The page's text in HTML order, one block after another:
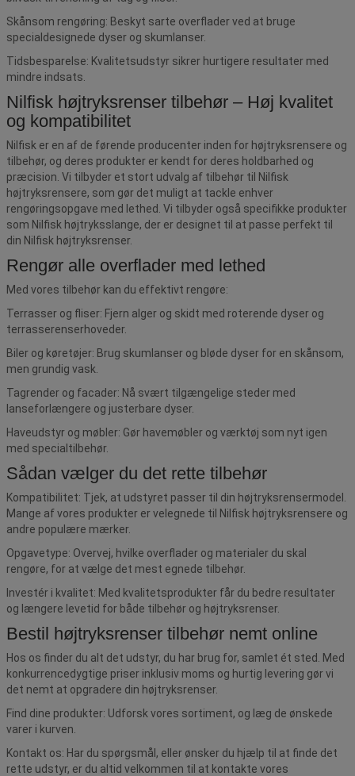
Skånsom rengøring: Beskyt sarte overflader ved at bruge
specialdesignede dyser og skumlanser.
Tidsbesparelse: Kvalitetsudstyr sikrer hurtigere resultater med
mindre indsats.
Nilfisk højtryksrenser tilbehør – Høj kvalitet
og kompatibilitet
Nilfisk er en af de førende producenter inden for højtryksrensere og
tilbehør, og deres produkter er kendt for deres holdbarhed og
præcision. Vi tilbyder et stort udvalg af tilbehør til Nilfisk
højtryksrensere, som gør det muligt at tackle enhver
rengøringsopgave med lethed. Vi tilbyder også specifikke produkter
som Nilfisk højtryksslange, der er designet til at passe perfekt til
din Nilfisk højtryksrenser.
Rengør alle overflader med lethed
Med vores tilbehør kan du effektivt rengøre:
Terrasser og fliser: Fjern alger og skidt med roterende dyser og
terrasserenserhoveder.
Biler og køretøjer: Brug skumlanser og bløde dyser for en skånsom,
men grundig vask.
Tagrender og facader: Nå svært tilgængelige steder med
lanseforlængere og justerbare dyser.
Haveudstyr og møbler: Gør havemøbler og værktøj som nyt igen
med specialtilbehør.
Sådan vælger du det rette tilbehør
Kompatibilitet: Tjek, at udstyret passer til din højtryksrensermodel.
Mange af vores produkter er velegnede til Nilfisk højtryksrensere og
andre populære mærker.
Opgavetype: Overvej, hvilke overflader og materialer du skal
rengøre, for at vælge det mest egnede tilbehør.
Investér i kvalitet: Med kvalitetsprodukter får du bedre resultater
og længere levetid for både tilbehør og højtryksrenser.
Bestil højtryksrenser tilbehør nemt online
Hos os finder du alt det udstyr, du har brug for, samlet ét sted. Med
konkurrencedygtige priser inklusiv moms og hurtig levering gør vi
det nemt at opgradere din højtryksrenser.
Find dine produkter: Udforsk vores sortiment, og læg de ønskede
varer i kurven.
Kontakt os: Har du spørgsmål, eller ønsker du hjælp til at finde det
rette udstyr, er du altid velkommen til at kontakte vores